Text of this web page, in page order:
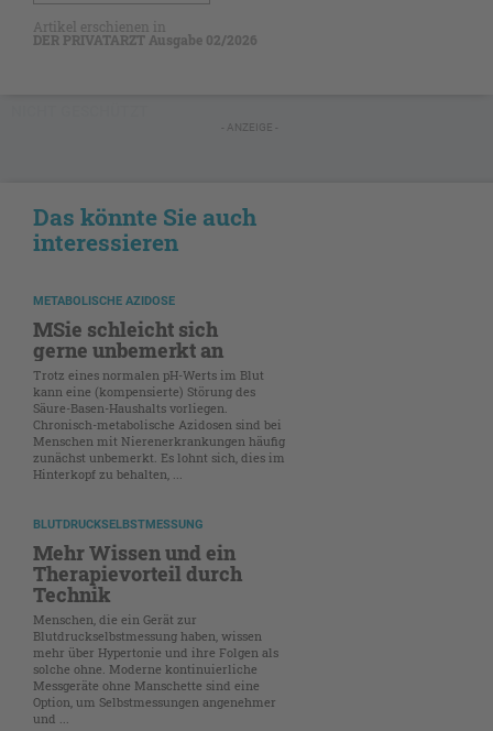
Artikel erschienen in
DER PRIVATARZT Ausgabe 02/2026
- ANZEIGE -
Das könnte Sie auch
interessieren
METABOLISCHE AZIDOSE
MSie schleicht sich
gerne unbemerkt an
Trotz eines normalen pH-Werts im Blut
kann eine (kompensierte) Störung des
Säure-Basen-Haushalts vorliegen.
Chronisch-metabolische Azidosen sind bei
Menschen mit Nierenerkrankungen häufig
zunächst unbemerkt. Es lohnt sich, dies im
Hinterkopf zu behalten, ...
BLUTDRUCKSELBSTMESSUNG
Mehr Wissen und ein
Therapievorteil durch
Technik
Menschen, die ein Gerät zur
Blutdruckselbstmessung haben, wissen
mehr über Hypertonie und ihre Folgen als
solche ohne. Moderne kontinuierliche
Messgeräte ohne Manschette sind eine
Option, um Selbstmessungen angenehmer
und ...